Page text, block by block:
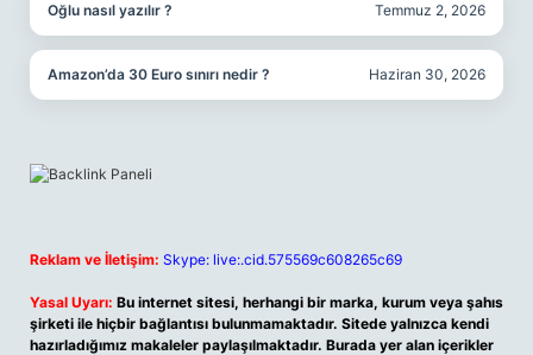
Oğlu nasıl yazılır ? Temmuz 2, 2026
Amazon’da 30 Euro sınırı nedir ? Haziran 30, 2026
Reklam ve İletişim: Skype: live:.cid.575569c608265c69
Yasal Uyarı: Bu internet sitesi, herhangi bir marka, kurum veya şahıs
şirketi ile hiçbir bağlantısı bulunmamaktadır. Sitede yalnızca kendi
hazırladığımız makaleler paylaşılmaktadır. Burada yer alan içerikler